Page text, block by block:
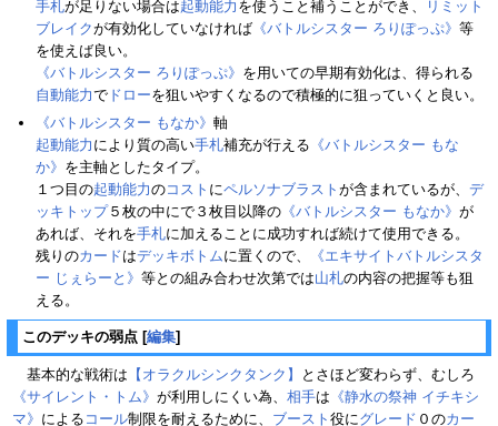
手札が足りない場合は起動能力 を使うこと補うことができ、
リミット
ブレイクが有効化していなければ 《バトルシスター ろりぽっぷ》 等
を使えば良い。
《バトルシスター ろりぽっぷ》 を用いての早期有効化は、得られる
自動能力で ドローを狙いやすくなるので積極的に狙っていくと良い。
《バトルシスター もなか》 軸
起動能力 により質の高い手札補充が行える 《バトルシスター もな
か》 を主軸としたタイプ。
１つ目の起動能力のコスト にペルソナブラスト が含まれているが、 デ
ッキトップ５枚の中にで３枚目以降の 《バトルシスター もなか》 が
あれば、それを手札に加えることに成功すれば続けて使用できる。
残りのカードはデッキボトムに置くので、
《エキサイトバトルシスタ
ー じぇらーと》 等との組み合わせ次第では山札の内容の把握等も狙
える。
このデッキの弱点 [編集]
基本的な戦術は 【オラクルシンクタンク】
とさほど変わらず、むしろ
《サイレント・トム》 が利用しにくい為、 相手は 《静水の祭神 イチキシ
マ》 による コール制限を耐えるために、 ブースト 役にグレード ０のカー